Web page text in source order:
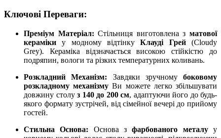
Ключові Переваги:
Преміум Матеріал: Стільниця виготовлена зматової
кераміки у модному відтінкуКлауді Грей(Cloudy
Grey). Кераміка відзначається високою стійкістю до
подряпин, вологи та різких температурних коливань.
Розкладний Механізм: Завдяки зручному боковому
розкладному механізму Ви можете легко збільшувати
довжину столу з 140 до 200 см, адаптуючи його до будь-
якого формату зустрічей, від сімейної вечері до прийому
гостей.
Стильна Основа: Основа зфарбованого металуу